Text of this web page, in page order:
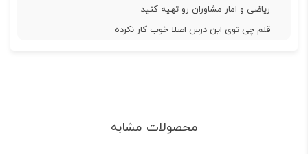
ریاضی و امار مشاوران رو تهیه کنید
قلم چی توی این درس اصلا خوب کار نکرده
محصولات مشابه